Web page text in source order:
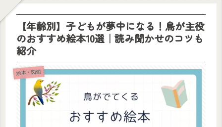
【年齢別】子どもが夢中になる！鳥が主役
のおすすめ絵本10選｜読み聞かせのコツも
紹介
絵本・図鑑